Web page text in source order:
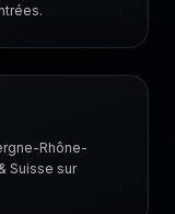
Rhône-
Suisse sur